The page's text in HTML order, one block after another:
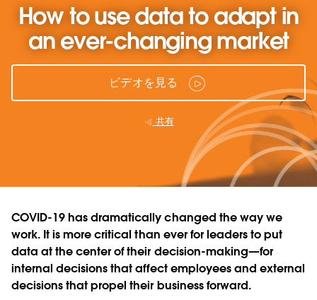
How to use data to adapt in
an ever-changing market
ビデオを見る
共有
COVID-19 has dramatically changed the way we
work. It is more critical than ever for leaders to put
data at the center of their decision-making—for
internal decisions that affect employees and external
decisions that propel their business forward.